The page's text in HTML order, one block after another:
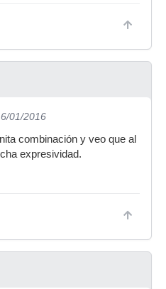
01/2016
combinación y veo que al
expresividad.